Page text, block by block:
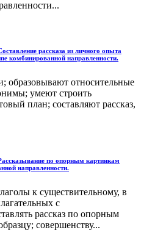
рассказа из личного опыта
комбинированной направленности.
образовывают относительные
умеют строить
план; составляют рассказ,
по опорным картинкам
направленности.
к существительному, в
с
рассказ по опорным
совершенству...